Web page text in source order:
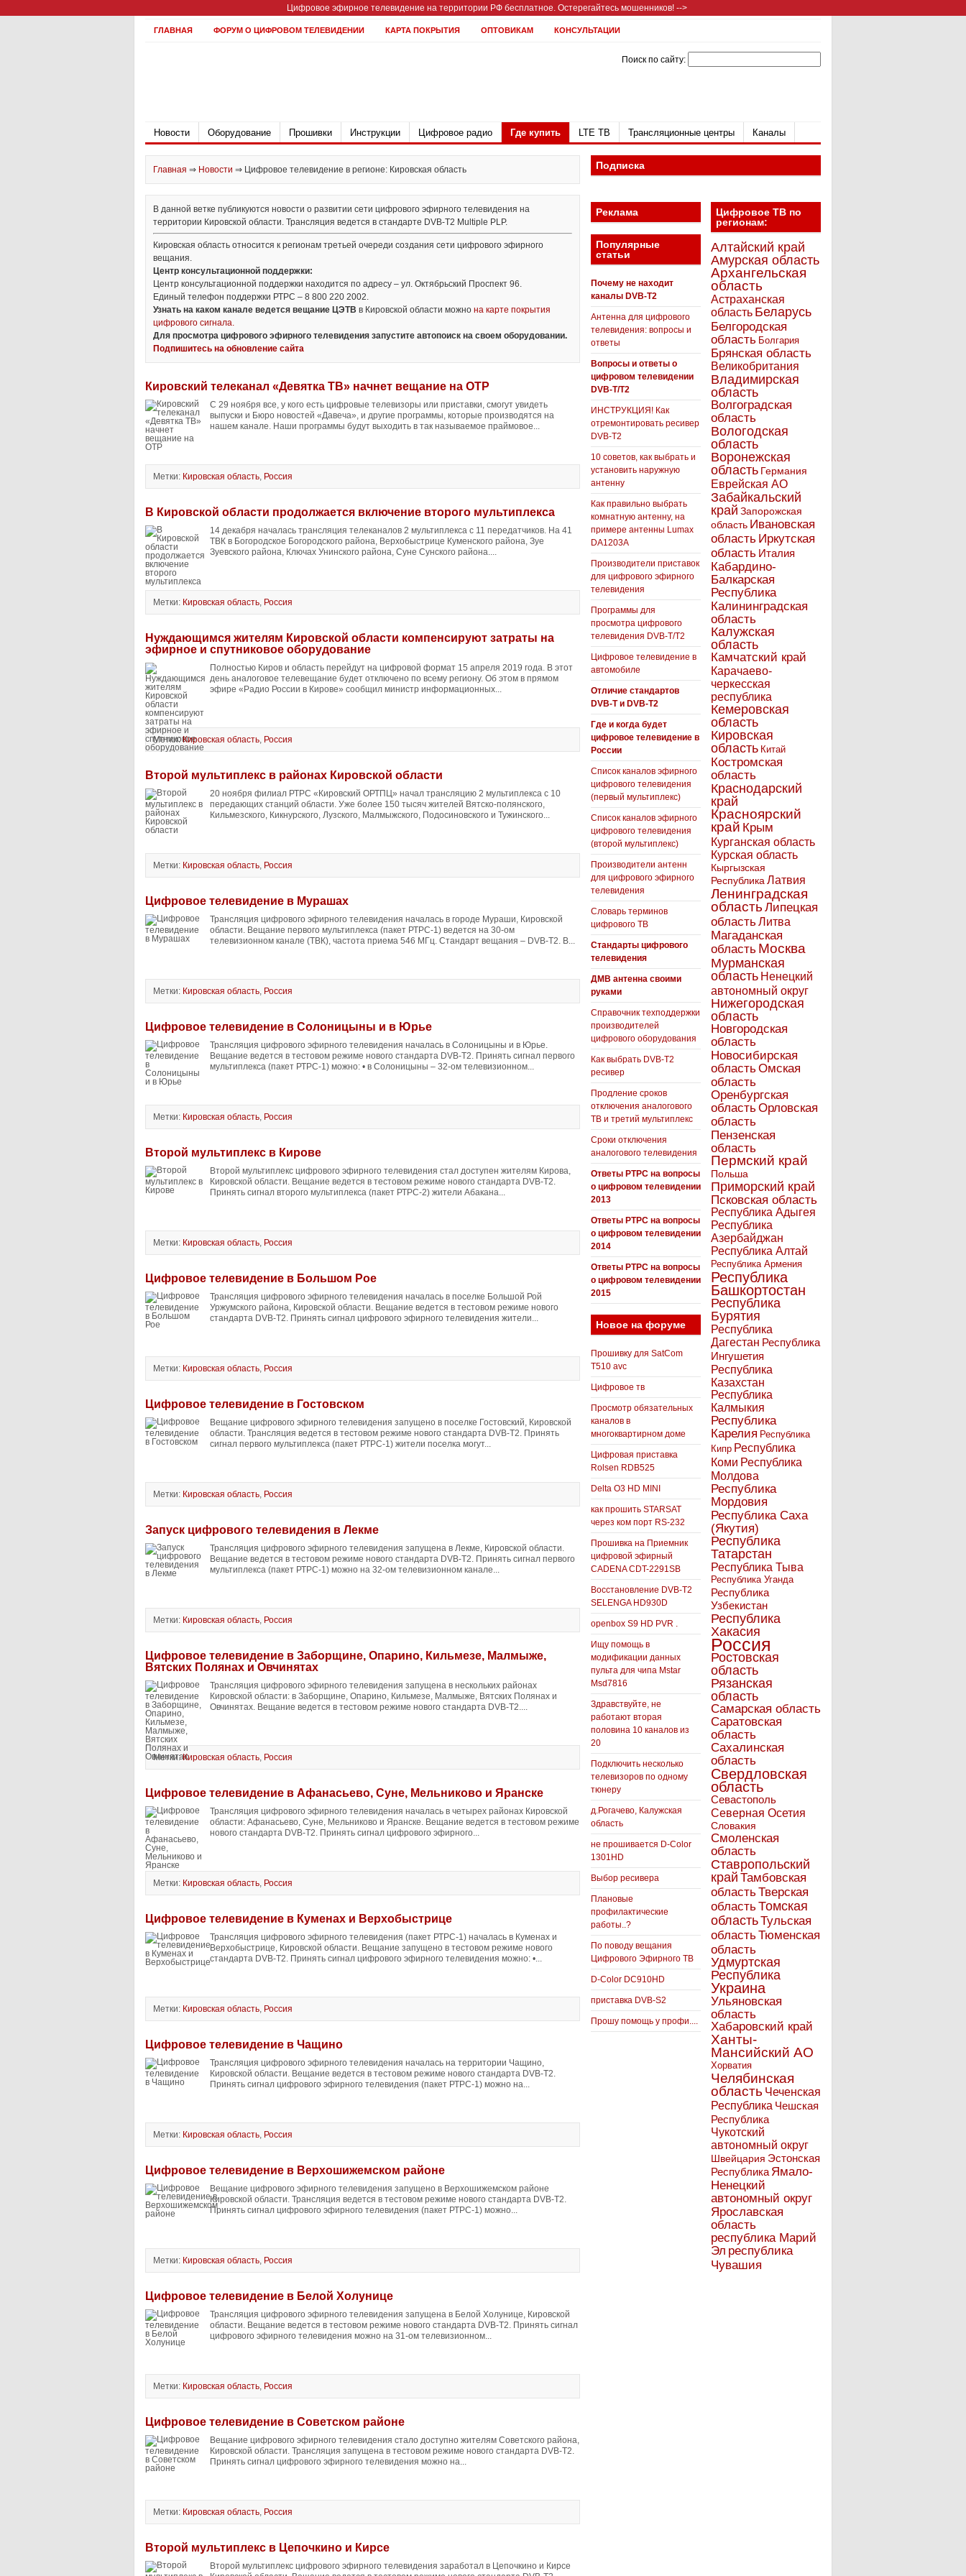
Цифровое эфирное телевидение на территории РФ бесплатное. Остерегайтесь мошенников! -->
ГЛАВНАЯ ФОРУМ О ЦИФРОВОМ ТЕЛЕВИДЕНИИ КАРТА ПОКРЫТИЯ ОПТОВИКАМ КОНСУЛЬТАЦИИ
Поиск по сайту:
Новости Оборудование Прошивки Инструкции Цифровое радио Где купить LTE ТВ Трансляционные центры Каналы
Главная ⇒ Новости ⇒ Цифровое телевидение в регионе: Кировская область
В данной ветке публикуются новости о развитии сети цифрового эфирного телевидения на
территории Кировской области. Трансляция ведется в стандарте DVB-T2 Multiple PLP.
Кировская область относится к регионам третьей очереди создания сети цифрового эфирного
вещания.
Центр консультационной поддержки:
Центр консультационной поддержки находится по адресу – ул. Октябрьский Проспект 96.
Единый телефон поддержки РТРС – 8 800 220 2002.
Узнать на каком канале ведется вещание ЦЭТВ в Кировской области можно на карте покрытия
цифрового сигнала.
Для просмотра цифрового эфирного телевидения запустите автопоиск на своем оборудовании.
Подпишитесь на обновление сайта
Кировский телеканал «Девятка ТВ» начнет вещание на ОТР
С 29 ноября все, у кого есть цифровые телевизоры или приставки, смогут увидеть
выпуски и Бюро новостей «Давеча», и другие программы, которые производятся на
нашем канале. Наши программы будут выходить в так называемое праймовое...
Метки: Кировская область, Россия
В Кировской области продолжается включение второго мультиплекса
14 декабря началась трансляция телеканалов 2 мультиплекса с 11 передатчиков. На 41
ТВК в Богородское Богородского района, Верхобыстрице Куменского района, Зуе
Зуевского района, Ключах Унинского района, Суне Сунского района....
Метки: Кировская область, Россия
Нуждающимся жителям Кировской области компенсируют затраты на
эфирное и спутниковое оборудование
Полностью Киров и область перейдут на цифровой формат 15 апреля 2019 года. В этот
день аналоговое телевещание будет отключено по всему региону. Об этом в прямом
эфире «Радио России в Кирове» сообщил министр информационных...
Метки:Кировская область, Россия
Второй мультиплекс в районах Кировской области
20 ноября филиал РТРС «Кировский ОРТПЦ» начал трансляцию 2 мультиплекса с 10
передающих станций области. Уже более 150 тысяч жителей Вятско-полянского,
Кильмезского, Кикнурского, Лузского, Малмыжского, Подосиновского и Тужинского...
Метки: Кировская область, Россия
Цифровое телевидение в Мурашах
Трансляция цифрового эфирного телевидения началась в городе Мураши, Кировской
области. Вещание первого мультиплекса (пакет РТРС-1) ведется на 30-ом
телевизионном канале (ТВК), частота приема 546 МГц. Стандарт вещания – DVB-T2. В...
Метки: Кировская область, Россия
Цифровое телевидение в Солоницыны и в Юрье
Трансляция цифрового эфирного телевидения началась в Солоницыны и в Юрье.
Вещание ведется в тестовом режиме нового стандарта DVB-T2. Принять сигнал первого
мультиплекса (пакет РТРС-1) можно: • в Солоницыны – 32-ом телевизионном...
Метки: Кировская область, Россия
Второй мультиплекс в Кирове
Второй мультиплекс цифрового эфирного телевидения стал доступен жителям Кирова,
Кировской области. Вещание ведется в тестовом режиме нового стандарта DVB-T2.
Принять сигнал второго мультиплекса (пакет РТРС-2) жители Абакана...
Метки: Кировская область, Россия
Цифровое телевидение в Большом Рое
Трансляция цифрового эфирного телевидения началась в поселке Большой Рой
Уржумского района, Кировской области. Вещание ведется в тестовом режиме нового
стандарта DVB-T2. Принять сигнал цифрового эфирного телевидения жители...
Метки: Кировская область, Россия
Цифровое телевидение в Гостовском
Вещание цифрового эфирного телевидения запущено в поселке Гостовский, Кировской
области. Трансляция ведется в тестовом режиме нового стандарта DVB-T2. Принять
сигнал первого мультиплекса (пакет РТРС-1) жители поселка могут...
Метки: Кировская область, Россия
Запуск цифрового телевидения в Лекме
Трансляция цифрового эфирного телевидения запущена в Лекме, Кировской области.
Вещание ведется в тестовом режиме нового стандарта DVB-T2. Принять сигнал первого
мультиплекса (пакет РТРС-1) можно на 32-ом телевизионном канале...
Метки: Кировская область, Россия
Цифровое телевидение в Заборщине, Опарино, Кильмезе, Малмыже,
Вятских Полянах и Овчинятах
Трансляция цифрового эфирного телевидения запущена в нескольких районах
Кировской области: в Заборщине, Опарино, Кильмезе, Малмыже, Вятских Полянах и
Овчинятах. Вещание ведется в тестовом режиме нового стандарта DVB-T2....
Метки:Кировская область, Россия
Цифровое телевидение в Афанасьево, Суне, Мельниково и Яранске
Трансляция цифрового эфирного телевидения началась в четырех районах Кировской
области: Афанасьево, Суне, Мельниково и Яранске. Вещание ведется в тестовом режиме
нового стандарта DVB-T2. Принять сигнал цифрового эфирного...
Метки: Кировская область, Россия
Цифровое телевидение в Куменах и Верхобыстрице
Трансляция цифрового эфирного телевидения (пакет РТРС-1) началась в Куменах и
Верхобыстрице, Кировской области. Вещание запущено в тестовом режиме нового
стандарта DVB-T2. Принять сигнал цифрового эфирного телевидения можно: •...
Метки: Кировская область, Россия
Цифровое телевидение в Чащино
Трансляция цифрового эфирного телевидения началась на территории Чащино,
Кировской области. Вещание ведется в тестовом режиме нового стандарта DVB-T2.
Принять сигнал цифрового эфирного телевидения (пакет РТРС-1) можно на...
Метки: Кировская область, Россия
Цифровое телевидение в Верхошижемском районе
Вещание цифрового эфирного телевидения запущено в Верхошижемском районе
Кировской области. Трансляция ведется в тестовом режиме нового стандарта DVB-T2.
Принять сигнал цифрового эфирного телевидения (пакет РТРС-1) можно...
Метки: Кировская область, Россия
Цифровое телевидение в Белой Холунице
Трансляция цифрового эфирного телевидения запущена в Белой Холунице, Кировской
области. Вещание ведется в тестовом режиме нового стандарта DVB-T2. Принять сигнал
цифрового эфирного телевидения можно на 31-ом телевизионном...
Метки: Кировская область, Россия
Цифровое телевидение в Советском районе
Вещание цифрового эфирного телевидения стало доступно жителям Советского района,
Кировской области. Трансляция запущена в тестовом режиме нового стандарта DVB-T2.
Принять сигнал цифрового эфирного телевидения можно на...
Метки: Кировская область, Россия
Второй мультиплекс в Цепочкино и Кирсе
Второй мультиплекс цифрового эфирного телевидения заработал в Цепочкино и Кирсе
Подписка
Реклама
Популярные
статьи
Почему не находит
каналы DVB-T2
Антенна для цифрового
телевидения: вопросы и
ответы
Вопросы и ответы о
цифровом телевидении
DVB-T/T2
ИНСТРУКЦИЯ! Как
отремонтировать ресивер
DVB-T2
10 советов, как выбрать и
установить наружную
антенну
Как правильно выбрать
комнатную антенну, на
примере антенны Lumax
DA1203А
Производители приставок
для цифрового эфирного
телевидения
Программы для
просмотра цифрового
телевидения DVB-T/T2
Цифровое телевидение в
автомобиле
Отличие стандартов
DVB-T и DVB-T2
Где и когда будет
цифровое телевидение в
России
Список каналов эфирного
цифрового телевидения
(первый мультиплекс)
Список каналов эфирного
цифрового телевидения
(второй мультиплекс)
Производители антенн
для цифрового эфирного
телевидения
Словарь терминов
цифрового ТВ
Стандарты цифрового
телевидения
ДМВ антенна своими
руками
Справочник техподдержки
производителей
цифрового оборудования
Как выбрать DVB-T2
ресивер
Продление сроков
отключения аналогового
ТВ и третий мультиплекс
Сроки отключения
аналогового телевидения
Ответы РТРС на вопросы
о цифровом телевидении
2013
Ответы РТРС на вопросы
о цифровом телевидении
2014
Ответы РТРС на вопросы
о цифровом телевидении
2015
Новое на форуме
Прошивку для SatCom
T510 avc
Цифровое тв
Просмотр обязательных
каналов в
многоквартирном доме
Цифровая приставка
Rolsen RDB525
Delta O3 HD MINI
как прошить STARSAT
через ком порт RS-232
Прошивка на Приемник
цифровой эфирный
CADENA CDT-2291SB
Восстановление DVB-T2
SELENGA HD930D
openbox S9 HD PVR .
Ищу помощь в
модификации данных
пульта для чипа Mstar
Msd7816
Здравствуйте, не
работают вторая
половина 10 каналов из
20
Подключить несколько
телевизоров по одному
тюнеру
д.Рогачево, Калужская
область
не прошивается D-Color
1301HD
Выбор ресивера
Плановые
профилактические
работы..?
По поводу вещания
Цифрового Эфирного ТВ
D-Color DC910HD
приставка DVB-S2
Прошу помощь у профи....
Цифровое ТВ по
регионам:
Алтайский край
Амурская область
Архангельская
область
Астраханская
область Беларусь
Белгородская
область Болгария
Брянская область
Великобритания
Владимирская
область
Волгоградская
область
Вологодская
область
Воронежская
область Германия
Еврейская АО
Забайкальский
край Запорожская
область Ивановская
область Иркутская
область Италия
Кабардино-
Балкарская
Республика
Калининградская
область
Калужская
область
Камчатский край
Карачаево-
черкесская
республика
Кемеровская
область
Кировская
область Китай
Костромская
область
Краснодарский
край
Красноярский
край Крым
Курганская область
Курская область
Кыргызская
Республика Латвия
Ленинградская
область Липецкая
областьЛитва
Магаданская
область Москва
Мурманская
область Ненецкий
автономный округ
Нижегородская
область
Новгородская
область
Новосибирская
областьОмская
область
Оренбургская
областьОрловская
область
Пензенская
область
Пермский край
Польша
Приморский край
Псковская область
Республика Адыгея
Республика
Азербайджан
Республика Алтай
Республика Армения
Республика
Башкортостан
Республика
Бурятия
Республика
Дагестан Республика
Ингушетия
Республика
Казахстан
Республика
Калмыкия
Республика
Карелия Республика
Кипр Республика
Коми Республика
Молдова
Республика
Мордовия
Республика Саха
(Якутия)
Республика
Татарстан
Республика Тыва
Республика Уганда
Республика
Узбекистан
Республика
Хакасия
Россия
Ростовская
область
Рязанская
область
Самарская область
Саратовская
область
Сахалинская
область
Свердловская
область
Севастополь
Северная Осетия
Словакия
Смоленская
область
Ставропольский
край Тамбовская
областьТверская
областьТомская
областьТульская
областьТюменская
область
Удмуртская
Республика
Украина
Ульяновская
область
Хабаровский край
Ханты-
Мансийский АО
Хорватия
Челябинская
область Чеченская
Республика Чешская
Республика
Чукотский
автономный округ
Швейцария Эстонская
Республика Ямало-
Ненецкий
автономный округ
Ярославская
область
республика Марий
Эл республика
Чувашия